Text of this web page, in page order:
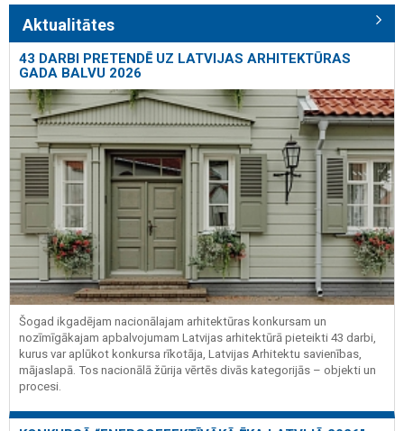
Aktualitātes
43 DARBI PRETENDĒ UZ LATVIJAS ARHITEKTŪRAS
GADA BALVU 2026
Šogad ikgadējam nacionālajam arhitektūras konkursam un
nozīmīgākajam apbalvojumam Latvijas arhitektūrā pieteikti 43 darbi,
kurus var aplūkot konkursa rīkotāja, Latvijas Arhitektu savienības,
mājaslapā. Tos nacionālā žūrija vērtēs divās kategorijās – objekti un
procesi.